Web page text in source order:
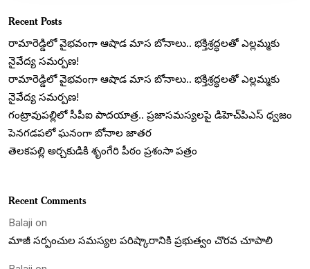
Recent Posts
రామారెడ్డిలో వైభవంగా ఆషాడ మాస బోనాలు.. భక్తిశ్రద్ధలతో ఎల్లమ్మకు
నైవేద్య సమర్పణ!
రామారెడ్డిలో వైభవంగా ఆషాడ మాస బోనాలు.. భక్తిశ్రద్ధలతో ఎల్లమ్మకు
నైవేద్య సమర్పణ!
గంట్రావుపల్లిలో సీపీఐ పాదయాత్ర.. ప్రజాసమస్యలపై డిహెచ్‌పిఎస్ ధ్వజం
పెనగడపలో ఘనంగా బోనాల జాతర
తెలకపల్లి అర్చకుడికి శృంగేరి పీఠం ప్రశంసా పత్రం
Recent Comments
Balaji on
మాజీ సర్పంచుల సమస్యల పరిష్కారానికి ప్రభుత్వం చొరవ చూపాలి